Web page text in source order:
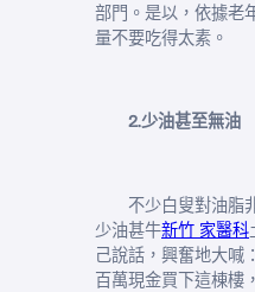
部門。是以，依據老
量不要吃得太素。
2.少油甚至無油
不少白叟對油脂非
少油甚牛新竹 家醫科
己說話，興奮地大喊
百萬現金買下這棟樓